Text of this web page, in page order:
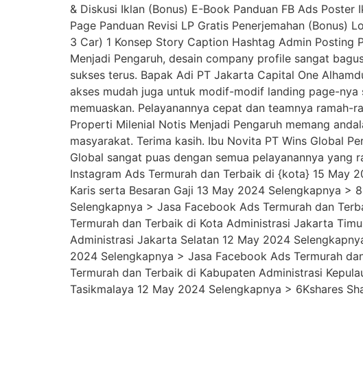
& Diskusi Iklan (Bonus) E-Book Panduan FB Ads
Page Panduan Revisi LP Gratis Penerjemahan (Bonus)
3 Car) 1 Konsep Story Caption Hashtag Admin Posting
Menjadi Pengaruh, desain company profile sangat
sukses terus. Bapak Adi PT Jakarta Capital One
akses mudah juga untuk modif-modif landing page-nya
memuaskan. Pelayanannya cepat dan teamnya
Properti Milenial Notis Menjadi Pengaruh memang
masyarakat. Terima kasih. Ibu Novita PT Wins Global
Global sangat puas dengan semua pelayanannya
Instagram Ads Termurah dan Terbaik di {kota} 15 May
Karis serta Besaran Gaji 13 May 2024 Selengkapnya
Selengkapnya > Jasa Facebook Ads Termurah dan
Termurah dan Terbaik di Kota Administrasi Jakarta
Administrasi Jakarta Selatan 12 May 2024
2024 Selengkapnya > Jasa Facebook Ads Termurah
Termurah dan Terbaik di Kabupaten Administrasi
Tasikmalaya 12 May 2024 Selengkapnya > 6Kshares